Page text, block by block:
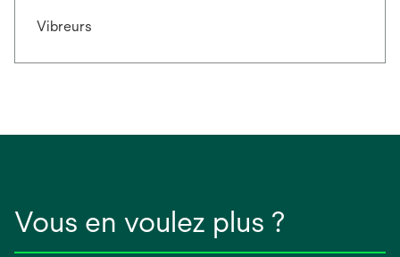
Vibreurs
Vous en voulez plus ?